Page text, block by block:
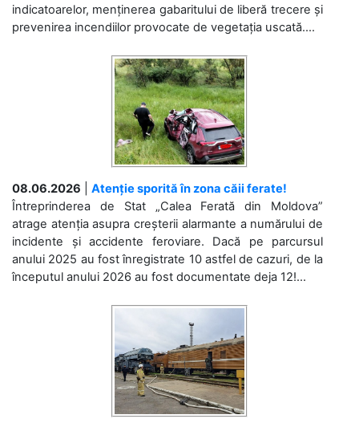
indicatoarelor, menținerea gabaritului de liberă trecere și
prevenirea incendiilor provocate de vegetația uscată....
08.06.2026
Atenție sporită în zona căii ferate!
Întreprinderea de Stat „Calea Ferată din Moldova”
atrage atenția asupra creșterii alarmante a numărului de
incidente și accidente feroviare. Dacă pe parcursul
anului 2025 au fost înregistrate 10 astfel de cazuri, de la
începutul anului 2026 au fost documentate deja 12!...